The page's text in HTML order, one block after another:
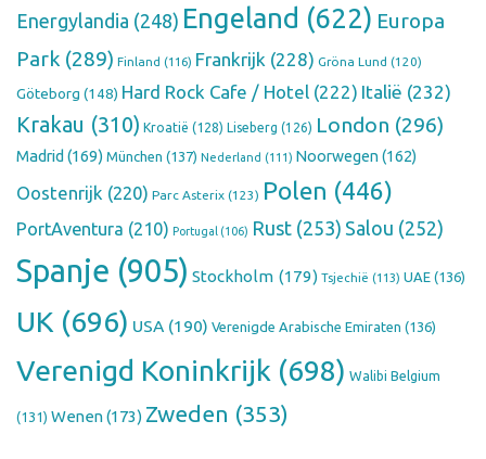
Energylandia (248) Engeland (622) Europa
Park (289) Finland (116) Frankrijk (228) Gröna Lund (120)
Göteborg (148) Hard Rock Cafe / Hotel (222) Italië (232)
Krakau (310) Kroatië (128) Liseberg (126) London (296)
Madrid (169) München (137) Nederland (111) Noorwegen (162)
Oostenrijk (220) Parc Asterix (123) Polen (446)
PortAventura (210) Portugal (106) Rust (253) Salou (252)
Spanje (905) Stockholm (179) Tsjechië (113) UAE (136)
UK (696) USA (190) Verenigde Arabische Emiraten (136)
Verenigd Koninkrijk (698) Walibi Belgium
(131) Wenen(173) Zweden (353)